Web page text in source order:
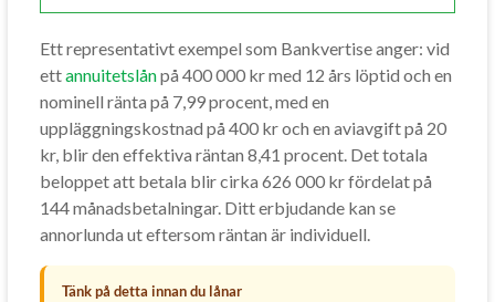
Ett representativt exempel som Bankvertise anger: vid
ettannuitetslånpå 400 000 kr med 12 års löptid och en
nominell ränta på 7,99 procent, med en
uppläggningskostnad på 400 kr och en aviavgift på 20
kr, blir den effektiva räntan 8,41 procent. Det totala
beloppet att betala blir cirka 626 000 kr fördelat på
144 månadsbetalningar. Ditt erbjudande kan se
annorlunda ut eftersom räntan är individuell.
Tänk på detta innan du lånar